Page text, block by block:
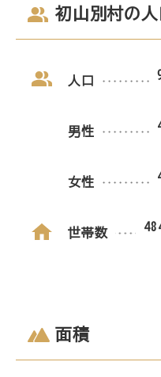
初山別村の人
人口
男性
女性
世帯数
面積